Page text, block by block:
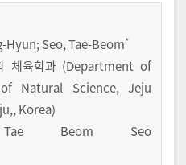
Hyun; Seo, Tae-Beom*
체육학과 (Department of
Natural Science, Jeju
Korea)
Tae Beom Seo